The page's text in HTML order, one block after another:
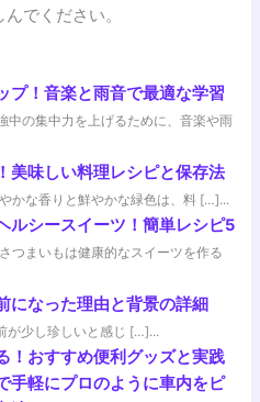
でください。
プ！音楽と雨音で最適な学習
中の集中力を上げるために、音楽や雨
美味しい料理レシピと保存法
かな香りと鮮やかな緑色は、料 […]...
ルシースイーツ！簡単レシピ5
さつまいもは健康的なスイーツを作る
になった理由と背景の詳細
が少し珍しいと感じ […]...
！おすすめ便利グッズと実践
手軽にプロのように車内をピ